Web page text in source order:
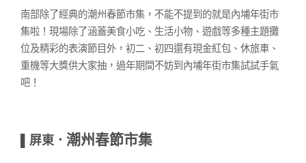
南部除了經典的潮州春節市集，不能不提到的就是內埔年街市
集啦！現場除了涵蓋美食小吃、生活小物、遊戲等多種主題攤
位及精彩的表演節目外，初二、初四還有現金紅包、休旅車、
重機等大獎供大家抽，過年期間不妨到內埔年街市集試試手氣
吧！
▌屏東． 潮州春節市集